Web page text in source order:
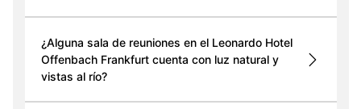
¿Alguna sala de reuniones en el Leonardo Hotel
Offenbach Frankfurt cuenta con luz natural y
vistas al río?